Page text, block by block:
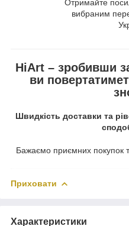
Отримайте
вибраним
HiArt – зробивши
ви
Швидкість доставки та
Бажаємо приємних покупок
Приховати
Характеристики